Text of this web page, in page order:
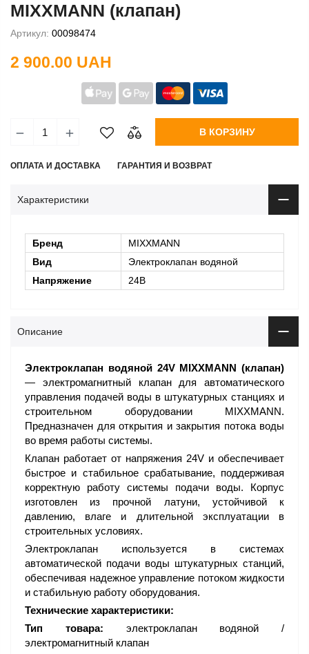
MIXXMANN (клапан)
Артикул: 00098474
2 900.00 UAH
В КОРЗИНУ
ОПЛАТА И ДОСТАВКА ГАРАНТИЯ И ВОЗВРАТ
Характеристики
Бренд
MIXXMANN
Вид
Электроклапан водяной
Напряжение
24В
Описание
Электроклапан водяной 24V MIXXMANN (клапан)
— электромагнитный клапан для автоматического
управления подачей воды в штукатурных станциях и
строительном оборудовании MIXXMANN.
Предназначен для открытия и закрытия потока воды
во время работы системы.
Клапан работает от напряжения 24V и обеспечивает
быстрое и стабильное срабатывание, поддерживая
корректную работу системы подачи воды. Корпус
изготовлен из прочной латуни, устойчивой к
давлению, влаге и длительной эксплуатации в
строительных условиях.
Электроклапан используется в системах
автоматической подачи воды штукатурных станций,
обеспечивая надежное управление потоком жидкости
и стабильную работу оборудования.
Технические характеристики:
Тип товара: электроклапан водяной /
электромагнитный клапан